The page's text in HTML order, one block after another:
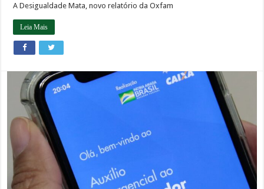
A Desigualdade Mata, novo relatório da Oxfam
Leia Mais